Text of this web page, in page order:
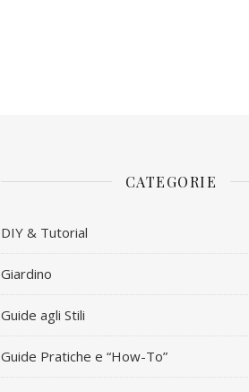
CATEGORIE
DIY & Tutorial
Giardino
Guide agli Stili
Guide Pratiche e “How-To”